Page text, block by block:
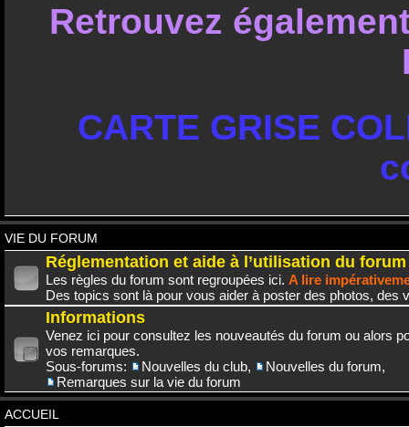
Retrouvez
CARTE GRISE
VIE DU FORUM
Réglementation et aide à l’utilisation du forum
Les règles du forum sont regroupées ici. A lire
Des topics sont là pour vous aider à poster des photos, des
Informations
Venez ici pour consultez les nouveautés du forum ou alors
vos remarques.
Sous-forums:
Nouvelles du club, Nouvelles du forum,
Remarques sur la vie du forum
ACCUEIL